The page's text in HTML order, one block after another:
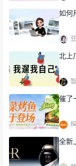
如何
北上
催了
全新